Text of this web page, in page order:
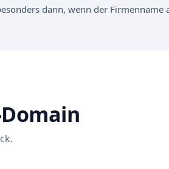
dann, wenn der Firmenname